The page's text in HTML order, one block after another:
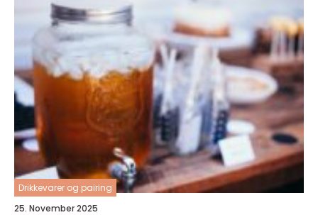
Drikkevarer og pairing
25. November 2025